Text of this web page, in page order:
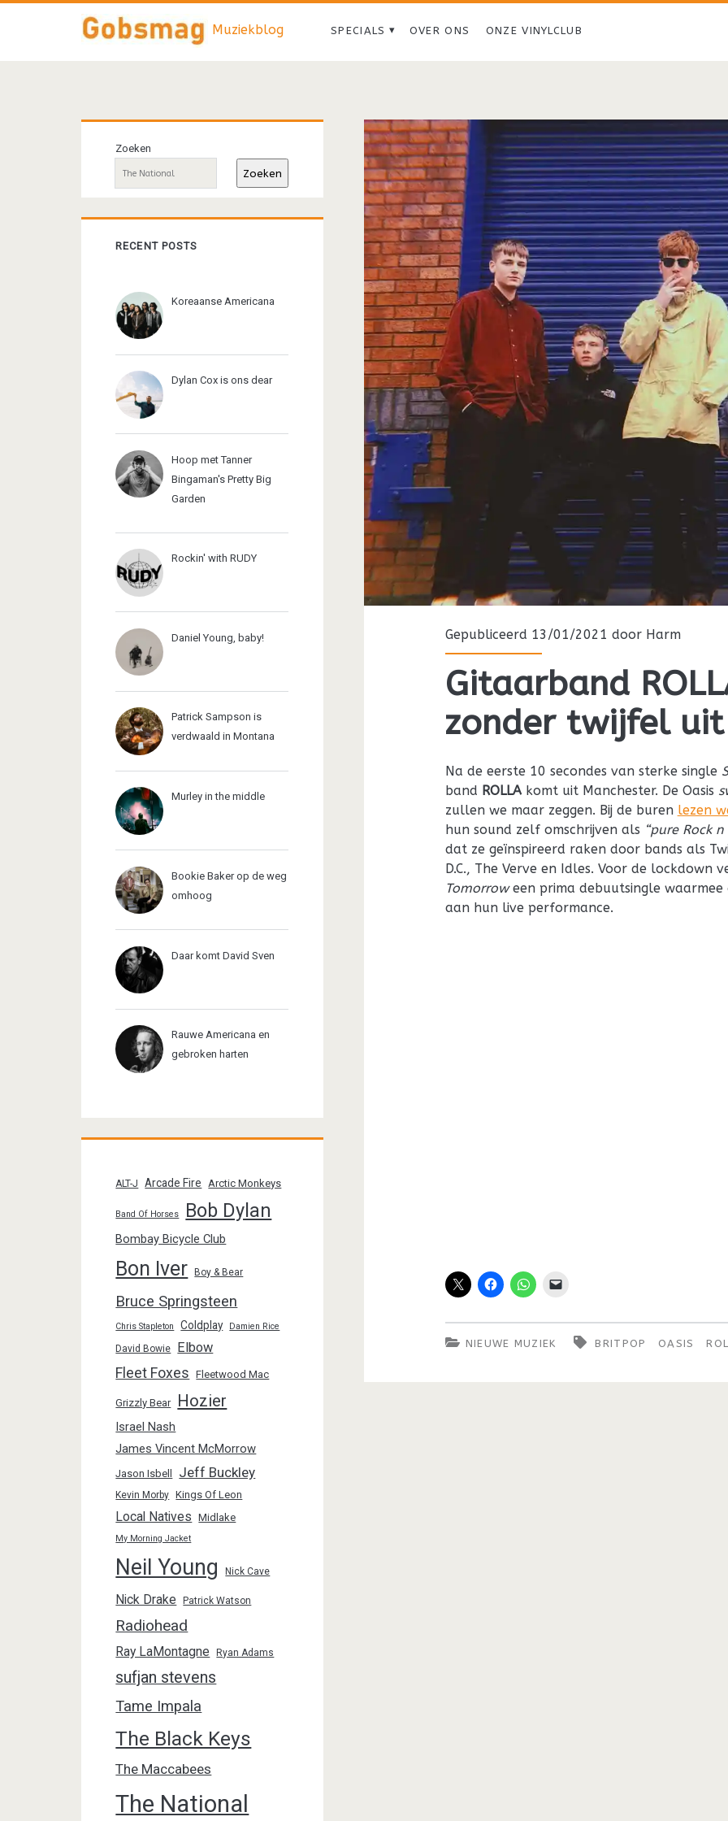
Muziekblog SPECIALS OVER ONS ONZE VINYLCLUB
<span>ROLLA</span>
Gepubliceerd 13/01/2021 door Harm
Gitaarband
zonder twijfel
Na de eerste 10 secondes van sterke single
band ROLLAkomt uit Manchester. De Oasis
zullen we maar zeggen. Bij de buren lezen
hun sound zelf omschrijven als “pure Rock
dat ze geïnspireerd raken door bands als
D.C., The Verve en Idles. Voor de lockdown
Tomorroween prima debuutsingle waarmee
aan hun live performance.
NIEUWE MUZIEK BRITPOP OASIS
Primaire
sidebar
Zoeken
Zoeken
RECENT POSTS
Koreaanse Americana
Dylan Cox is ons dear
Hoop met Tanner
Bingaman's Pretty Big
Garden
Rockin' with RUDY
Daniel Young, baby!
Patrick Sampson is
verdwaald in Montana
Murley in the middle
Bookie Baker op de weg
omhoog
Daar komt David Sven
Rauwe Americana en
gebroken harten
ALT-J Arcade Fire Arctic Monkeys
Band Of Horses Bob Dylan
Bombay Bicycle Club
Bon Iver Boy & Bear
Bruce Springsteen
Chris Stapleton Coldplay Damien Rice
David Bowie Elbow
Fleet Foxes Fleetwood Mac
Grizzly Bear Hozier
Israel Nash
James Vincent McMorrow
Jason Isbell Jeff Buckley
Kevin Morby Kings Of Leon
Local Natives Midlake
My Morning Jacket
Neil Young Nick Cave
Nick Drake Patrick Watson
Radiohead
Ray LaMontagne Ryan Adams
sufjan stevens
Tame Impala
The Black Keys
The Maccabees
The National